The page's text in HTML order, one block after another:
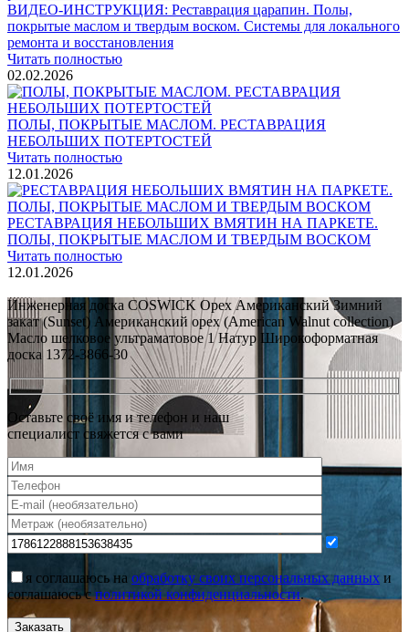
ВИДЕО-ИНСТРУКЦИЯ: Реставрация царапин. Полы,
покрытые маслом и твердым воском. Системы для локального
ремонта и восстановления
Читать полностью
02.02.2026
ПОЛЫ, ПОКРЫТЫЕ МАСЛОМ. РЕСТАВРАЦИЯ
НЕБОЛЬШИХ ПОТЕРТОСТЕЙ
Читать полностью
12.01.2026
РЕСТАВРАЦИЯ НЕБОЛЬШИХ ВМЯТИН НА ПАРКЕТЕ.
ПОЛЫ, ПОКРЫТЫЕ МАСЛОМ И ТВЕРДЫМ ВОСКОМ
Читать полностью
12.01.2026
Инженерная доска COSWICK Орех Американский Зимний
закат (Sunset) Американский орех (American Walnut collection)
Масло шелковое ультраматовое 1 Натур Широкоформатная
доска 1372-3866-30
Оставьте своё имя и телефон и наш
специалист свяжется с вами
я соглашаюсь на обработку своих персональных данных и
соглашаюсь сполитикой конфиденциальности.
Заказать